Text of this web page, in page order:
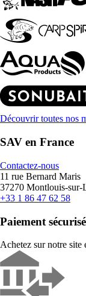
Découvrir toutes nos
SAV en France
Contactez-nous
11 rue Bernard Maris
37270 Montlouis-sur-
+33 1 86 47 62 58
Paiement sécurisé
Achetez sur notre site